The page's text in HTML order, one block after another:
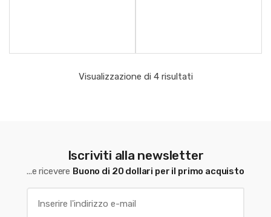
Visualizzazione di 4 risultati
Iscriviti alla newsletter
...e ricevere Buono di 20 dollari per il primo acquisto